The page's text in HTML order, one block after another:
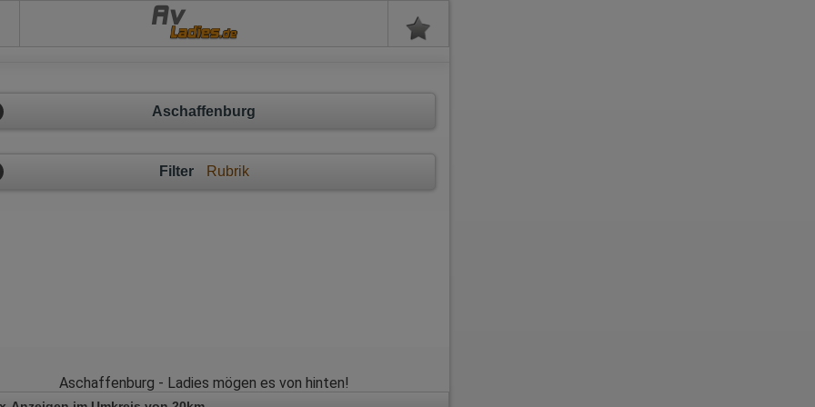
Av
Aschaffenburg
Filter Rubrik
Aschaffenburg - Ladies mögen es von hinten!